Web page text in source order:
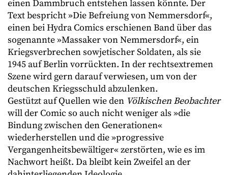
einen Dammbruch entstehen lassen könnte. Der
Text bespricht »Die Befreiung von Nemmersdorf«,
einen bei Hydra Comics erschienen Band über das
sogenannte »Massaker von Nemmersdorf«, ein
Kriegsverbrechen sowjetischer Soldaten, als sie
1945 auf Berlin vorrückten. In der rechtsextremen
Szene wird gern darauf verwiesen, um von der
deutschen Kriegsschuld abzulenken.
Gestützt auf Quellen wie den Völkischen Beobachter
will der Comic so auch nicht weniger als »die
Bindung zwischen den Generationen«
wiederherstellen und die »progressive
Vergangenheitsbewältiger« zerstörten, wie es im
Nachwort heißt. Da bleibt kein Zweifel an der